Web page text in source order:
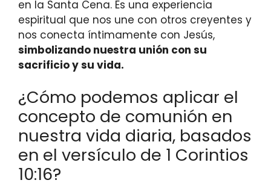
en la Santa Cena. Es una experiencia
espiritual que nos une con otros creyentes y
nos conecta íntimamente con Jesús,
simbolizando nuestra unión con su
sacrificio y su vida.
¿Cómo podemos aplicar el
concepto de comunión en
nuestra vida diaria, basados
en el versículo de 1 Corintios
10:16?